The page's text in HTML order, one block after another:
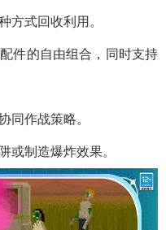
方式回收利用。
件的自由组合，同时支持
同作战策略。
或制造爆炸效果。